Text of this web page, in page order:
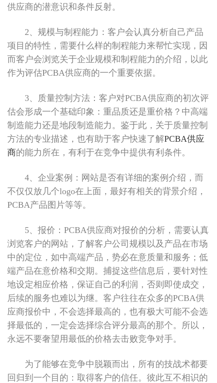
供应商的潜意识和条件反射。
2、规模与制程能力：客户会认真分析自己产品
项目的特性，需要什么样的制程能力来帮忙实现，因
而客户会浏览关于企业规模和制程能力的介绍，以此
作为评估PCBA供应商的一个重要依据。
3、质量控制方法：客户对PCBA供应商的初次评
估会形成一个基础印象：重品质还是重价格？中高端
制造能力还是地段制造能力。鉴于此，关于质量控制
方法的专业描述，也有助于客户快速了解PCBA供应
商的能力所在，有利于在竞争中提供有利条件。
4、企业案例：网站是否有详细的案例介绍，而
不仅仅放几个logo在上面，最好有相关的背景介绍，
PCBA产品图片等等。
5、报价：PCBA供应商对报价的分析，需要认真
浏览客户的网站，了解客户公司规模以及产品在市场
中的定位，如中高端产品，势必在意质量和服务；低
端产品在意价格和交期。捕捉这些信息后，要针对性
地设定相应价格，保证自己的利润，否则即使成交，
后续的服务也难以为继。客户往往在众多的PCBA供
应商报价中，不会选择最高的，也有极大可能不会选
择最低的，一定会选择综合评分最高的那个。所以，
永远不要奢望用最低的价格去击败竞争对手。
为了能够在竞争中脱颖而出，所有的技战术都要
回归到一个目的：取得客户的信任。彼此互不相识的